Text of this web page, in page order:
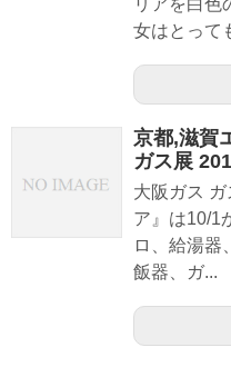
リアを白色
女はとって
京都,滋賀
ガス展
大阪ガス
ア』は10/1
ロ、給湯器
飯器、ガ...